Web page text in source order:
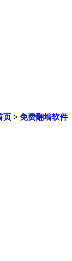
页 > 免费翻墙软件